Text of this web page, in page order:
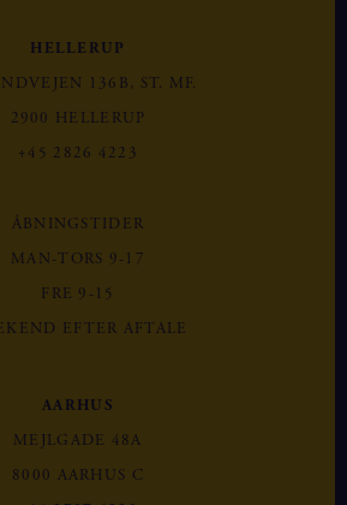
HELLERUP
136B, ST. MF.
2900 HELLERUP
+45 2826 4223
ÅBNINGSTIDER
MAN-TORS 9-17
FRE 9-15
EFTER AFTALE
AARHUS
MEJLGADE 48A
8000 AARHUS C